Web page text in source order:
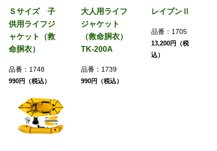
Ｓサイズ 子
供用ライフジ
ャケット（救
命胴衣）
品番： 1748
990円（税込）
大人用ライフ
ジャケット
（救命胴衣）
TK-200A
品番： 1739
990円（税込）
レイブンⅡ
品番： 1705
13,200円（税
込）